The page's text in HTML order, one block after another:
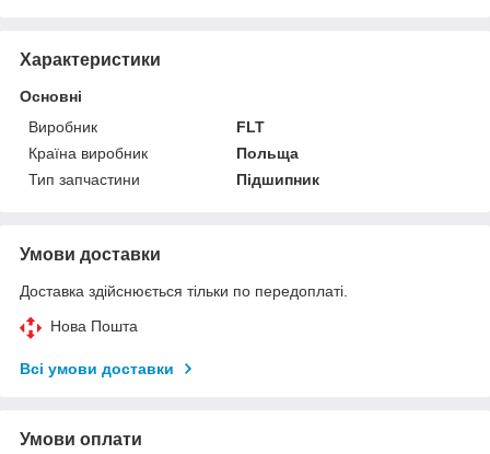
Характеристики
Основні
Виробник
FLT
Країна виробник
Польща
Тип запчастини
Підшипник
Умови доставки
Доставка здійснюється тільки по передоплаті.
Нова Пошта
Всі умови доставки
Умови оплати